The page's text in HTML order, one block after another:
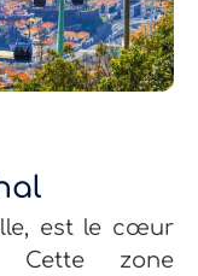
est le cœur
Cette zone